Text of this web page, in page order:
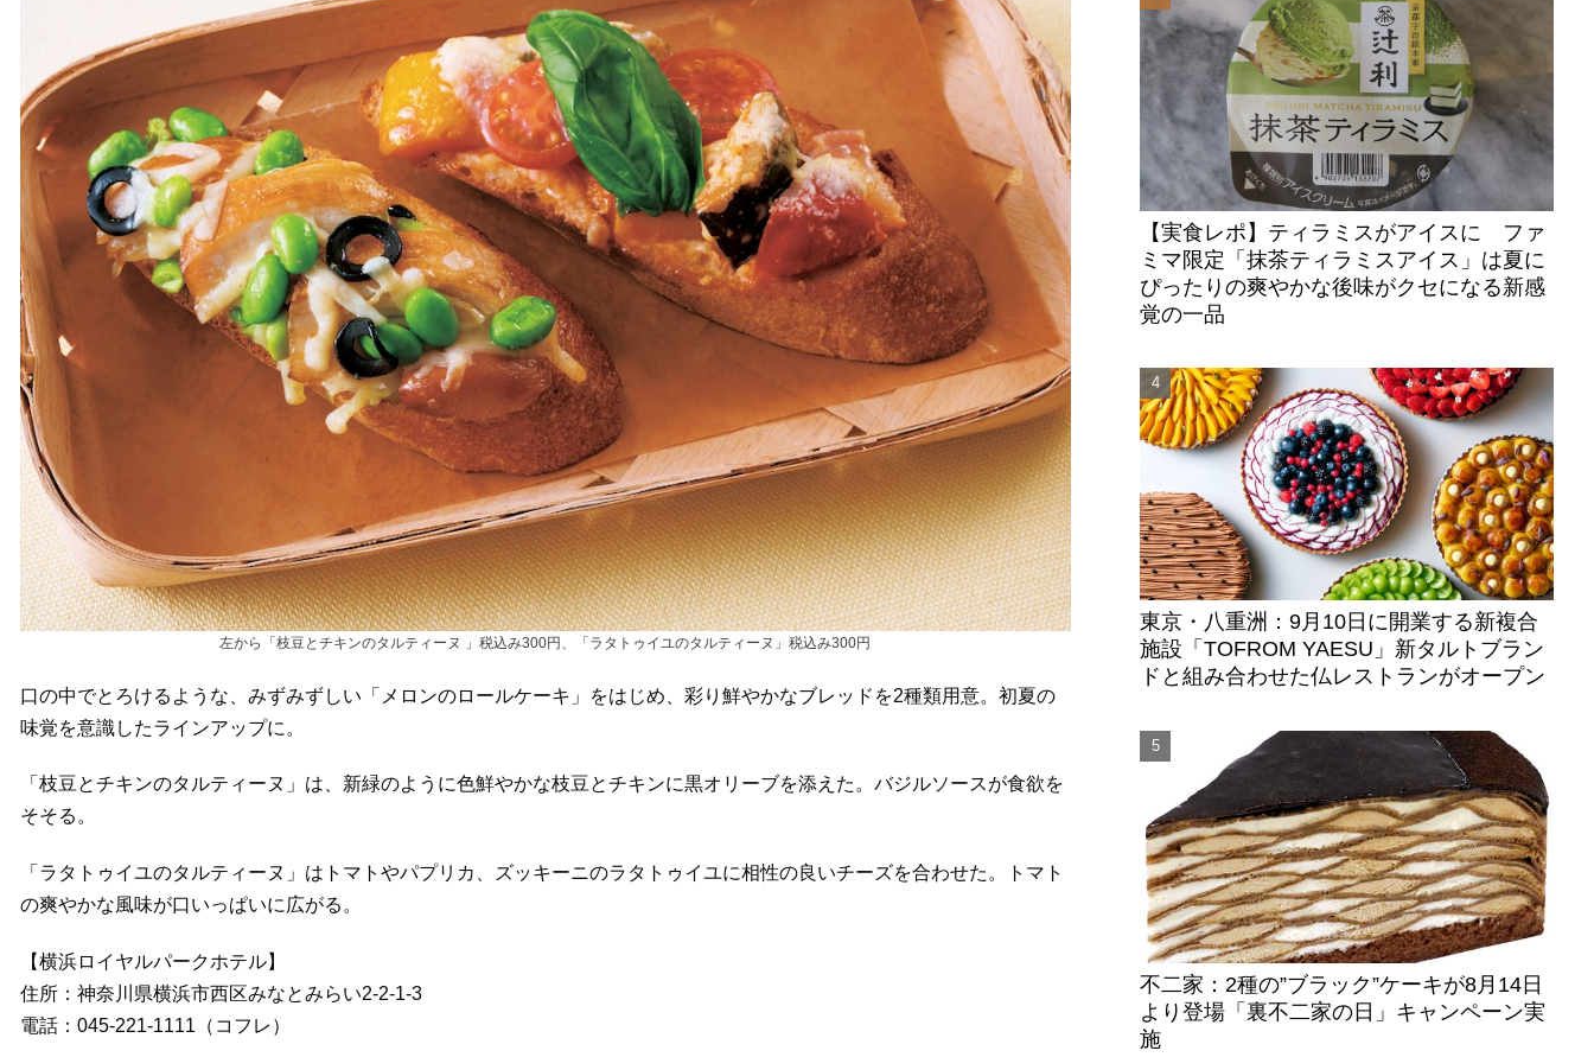
左から「枝豆とチキンのタルティーヌ 」税込み300円、「ラタトゥイユのタルティーヌ」税込み300円
口の中でとろけるような、みずみずしい「メロンのロールケーキ」をはじめ、彩り鮮やかなブレッドを2種類用意。初夏の
味覚を意識したラインアップに。
「枝豆とチキンのタルティーヌ」は、新緑のように色鮮やかな枝豆とチキンに黒オリーブを添えた。バジルソースが食欲を
そそる。
「ラタトゥイユのタルティーヌ」はトマトやパプリカ、ズッキーニのラタトゥイユに相性の良いチーズを合わせた。トマト
の爽やかな風味が口いっぱいに広がる。
【横浜ロイヤルパークホテル】
住所：神奈川県横浜市西区みなとみらい2-2-1-3
電話：045-221-1111（コフレ）
【実食レポ】ティラミスがアイスに ファ
ミマ限定「抹茶ティラミスアイス」は夏に
ぴったりの爽やかな後味がクセになる新感
覚の一品
東京・八重洲：9月10日に開業する新複合
施設「TOFROM YAESU」新タルトブラン
ドと組み合わせた仏レストランがオープン
不二家：2種の”ブラック”ケーキが8月14日
より登場「裏不二家の日」キャンペーン実
施